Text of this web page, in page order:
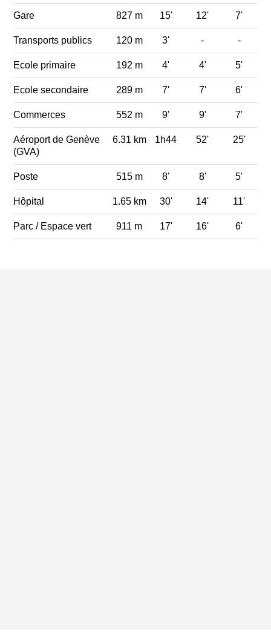
Gare 827 m 15' 12' 7'
Transports publics 120 m 3' - -
Ecole primaire 192 m 4' 4' 5'
Ecole secondaire 289 m 7' 7' 6'
Commerces 552 m 9' 9' 7'
Aéroport de Genève
(GVA)
6.31 km 1h44 52' 25'
Poste 515 m 8' 8' 5'
Hôpital 1.65 km 30' 14' 11'
Parc / Espace vert 911 m 17' 16' 6'